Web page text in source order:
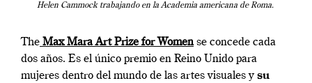
Helen Cammock trabajando en la Academia americana de Roma.
The Max Mara Art Prize for Womense concede cada
dos años. Es el único premio en Reino Unido para
mujeres dentro del mundo de las artes visuales ysu